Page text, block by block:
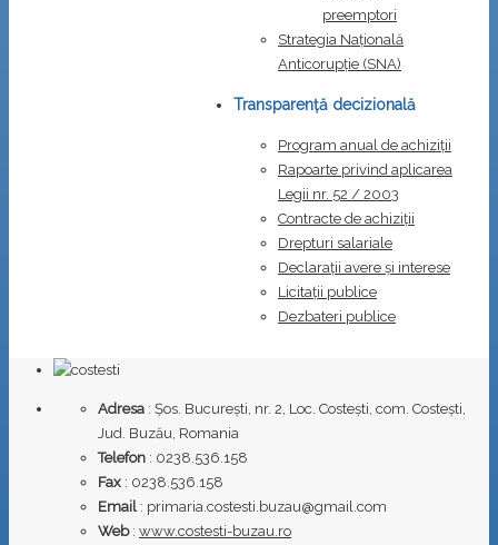
preemptori
Strategia Naţională
Anticorupţie (SNA)
Transparență decizională
Program anual de achiziții
Rapoarte privind aplicarea
Legii nr. 52 / 2003
Contracte de achiziții
Drepturi salariale
Declarații avere și interese
Licitații publice
Dezbateri publice
Adresa : Șos. București, nr. 2, Loc. Costești, com. Costești,
Jud. Buzău, Romania
Telefon : 0238.536.158
Fax : 0238.536.158
Email : primaria.costesti.buzau@gmail.com
Web: www.costesti-buzau.ro